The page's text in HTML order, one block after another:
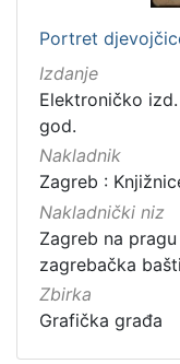
Portret
Izdanje
Elektroničko
god.
Nakladnik
Zagreb :
Nakladnički niz
Zagreb na
zagrebačka
Zbirka
Grafička građa